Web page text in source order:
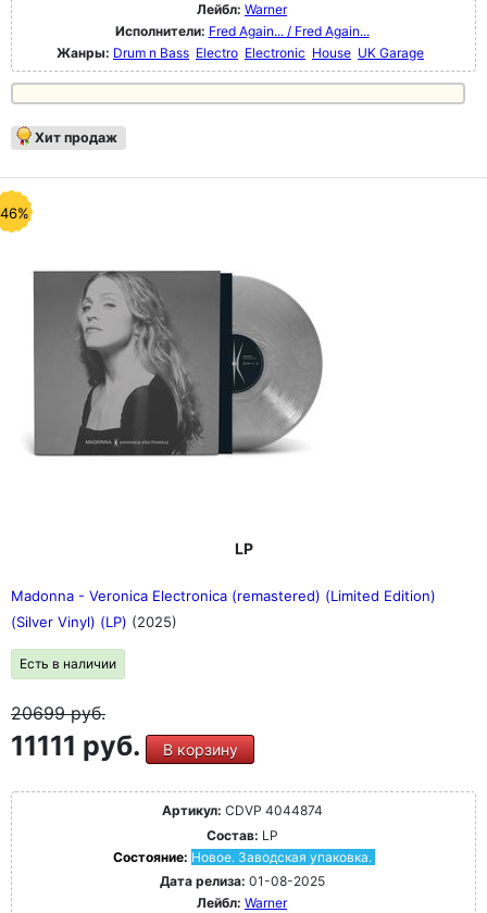
Лейбл: Warner
Исполнители: Fred Again... / Fred Again...
Жанры: Drum n Bass Electro Electronic House UK Garage
Хит продаж
LP
Madonna - Veronica Electronica (remastered) (Limited Edition)
(Silver Vinyl) (LP) (2025)
Есть в наличии
20699руб.
11111 руб. В корзину
Артикул: CDVP 4044874
Состав: LP
Состояние: Новое. Заводская упаковка.
Дата релиза: 01-08-2025
Лейбл: Warner